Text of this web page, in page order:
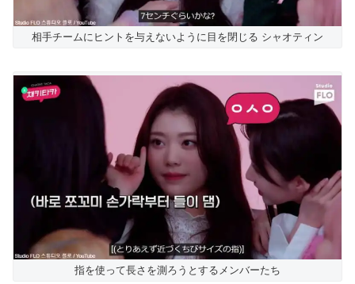
相手チームにヒントを与えないように目を閉じる シャオティン
指を使って長さを測ろうとするメンバーたち